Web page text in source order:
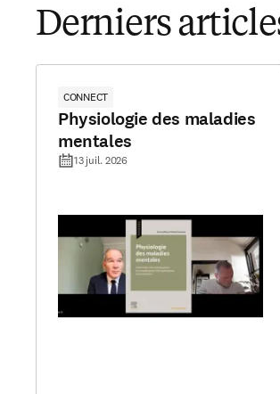
Derniers
CONNECT
Physiologie des maladies
mentales
13 juil. 2026